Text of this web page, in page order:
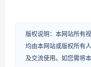
版权说明：本网站所有
均由本网站或版权所有
及交流使用。如您需将